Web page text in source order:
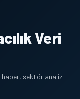
Veri
haber, sektör analizi